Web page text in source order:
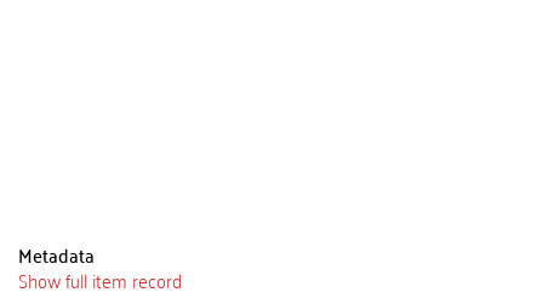
Metadata
Show full item record